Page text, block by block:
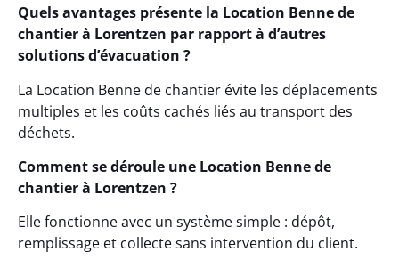
Quels avantages présente la Location Benne de
chantier à Lorentzen par rapport à d’autres
solutions d’évacuation ?
La Location Benne de chantier évite les déplacements
multiples et les coûts cachés liés au transport des
déchets.
Comment se déroule une Location Benne de
chantier à Lorentzen ?
Elle fonctionne avec un système simple : dépôt,
remplissage et collecte sans intervention du client.